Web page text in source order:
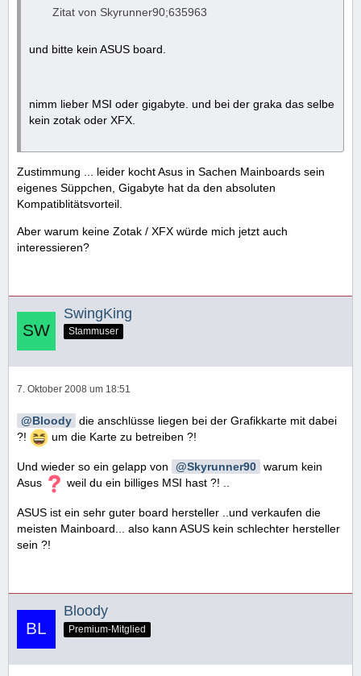
Zitat von Skyrunner90;635963
und bitte kein ASUS board.
nimm lieber MSI oder gigabyte. und bei der graka das selbe
kein zotak oder XFX.
Zustimmung ... leider kocht Asus in Sachen Mainboards sein
eigenes Süppchen, Gigabyte hat da den absoluten
Kompatiblitätsvorteil.
Aber warum keine Zotak / XFX würde mich jetzt auch
interessieren?
SwingKing
Stammuser
7. Oktober 2008 um 18:51
Bloody die anschlüsse liegen bei der Grafikkarte mit dabei
?!
um die Karte zu betreiben ?!
Und wieder so ein gelapp von Skyrunner90 warum kein
Asus
weil du ein billiges MSI hast ?! ..
ASUS ist ein sehr guter board hersteller ..und verkaufen die
meisten Mainboard... also kann ASUS kein schlechter hersteller
sein ?!
Bloody
Premium-Mitglied